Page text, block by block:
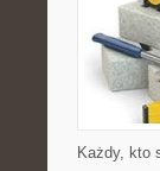
Każdy, kto